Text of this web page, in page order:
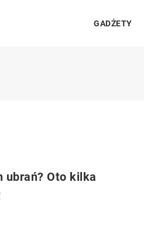
GADŻETY
ubrań? Oto kilka